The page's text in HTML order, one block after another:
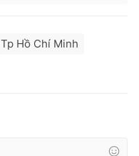
Tp Hồ Chí Minh